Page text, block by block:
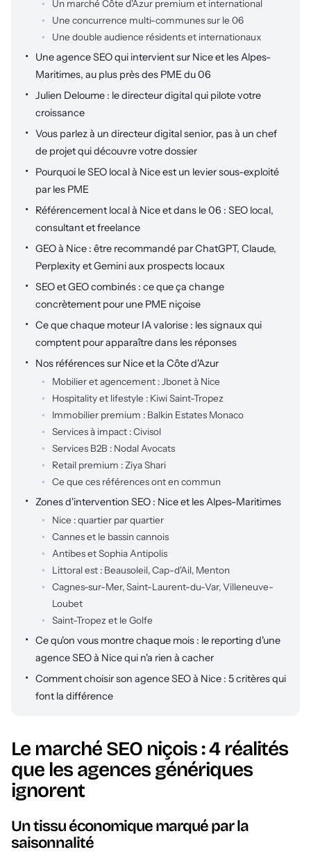
Un marché Côte d'Azur premium et international
Une concurrence multi-communes sur le 06
Une double audience résidents et internationaux
Une agence SEO qui intervient sur Nice et les Alpes-
Maritimes, au plus près des PME du 06
Julien Deloume : le directeur digital qui pilote votre
croissance
Vous parlez à un directeur digital senior, pas à un chef
de projet qui découvre votre dossier
Pourquoi le SEO local à Nice est un levier sous-exploité
par les PME
Référencement local à Nice et dans le 06 : SEO local,
consultant et freelance
GEO à Nice : être recommandé par ChatGPT, Claude,
Perplexity et Gemini aux prospects locaux
SEO et GEO combinés : ce que ça change
concrètement pour une PME niçoise
Ce que chaque moteur IA valorise : les signaux qui
comptent pour apparaître dans les réponses
Nos références sur Nice et la Côte d'Azur
Mobilier et agencement : Jbonet à Nice
Hospitality et lifestyle : Kiwi Saint-Tropez
Immobilier premium : Balkin Estates Monaco
Services à impact : Civisol
Services B2B : Nodal Avocats
Retail premium : Ziya Shari
Ce que ces références ont en commun
Zones d'intervention SEO : Nice et les Alpes-Maritimes
Nice : quartier par quartier
Cannes et le bassin cannois
Antibes et Sophia Antipolis
Littoral est : Beausoleil, Cap-d'Ail, Menton
Cagnes-sur-Mer, Saint-Laurent-du-Var, Villeneuve-
Loubet
Saint-Tropez et le Golfe
Ce qu'on vous montre chaque mois : le reporting d'une
agence SEO à Nice qui n'a rien à cacher
Comment choisir son agence SEO à Nice : 5 critères qui
font la différence
Le marché SEO niçois : 4 réalités
que les agences génériques
ignorent
Un tissu économique marqué par la
saisonnalité